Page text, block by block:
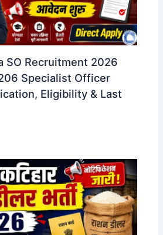
SO Recruitment 2026
Specialist Officer
Eligibility & Last